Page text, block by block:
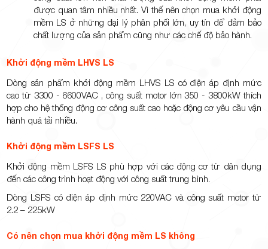
được quan tâm nhiều nhất. Vì thế nên chọn mua khởi động
mềm LS ở những đại lý phân phối lớn, uy tín để đảm bảo
chất lượng của sản phẩm cũng như các chế độ bảo hành.
Khởi động mềm LHVS LS
Dòng sản phẩm khởi động mềm LHVS LS có điện áp định mức
cao từ 3300 - 6600VAC , công suất motor lớn 350 - 3800kW thích
hợp cho hệ thống động cơ công suất cao hoặc động cơ yêu cầu vận
hành quá tải nhiều.
Khởi động mềm LSFS LS
Khởi động mềm LSFS LS phù hợp với các động cơ từ dân dụng
đến các công trình hoạt động với công suất trung bình.
Dòng LSFS có điện áp định mức 220VAC và công suất motor từ
2.2 – 225kW
Có nên chọn mua khởi động mềm LS không